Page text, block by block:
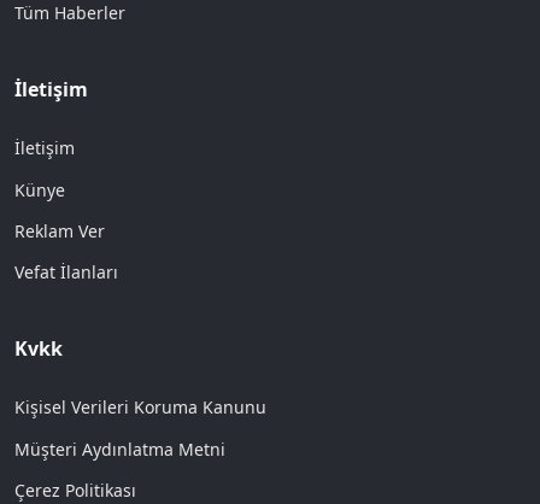
Tüm Haberler
İletişim
İletişim
Künye
Reklam Ver
Vefat İlanları
Kvkk
Kişisel Verileri Koruma Kanunu
Müşteri Aydınlatma Metni
Çerez Politikası